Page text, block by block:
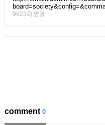
9623회 연결
comment0